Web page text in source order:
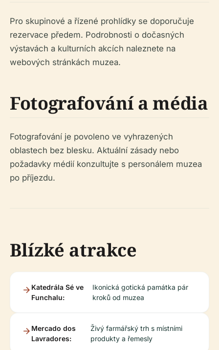
Pro skupinové a řízené prohlídky se doporučuje
rezervace předem. Podrobnosti o dočasných
výstavách a kulturních akcích naleznete na
webových stránkách muzea.
Fotografování a média
Fotografování je povoleno ve vyhrazených
oblastech bez blesku. Aktuální zásady nebo
požadavky médií konzultujte s personálem muzea
po příjezdu.
Blízké atrakce
Katedrála Sé ve
Funchalu:
Ikonická gotická památka pár
kroků od muzea
Mercado dos
Lavradores:
Živý farmářský trh s místními
produkty a řemesly